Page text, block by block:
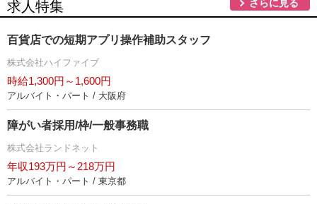
求人特集 さらに見る
百貨店での短期アプリ操作補助スタッフ
株式会社ハイファイブ
時給1,300円～1,600円
アルバイト・パート / 大阪府
障がい者採用/枠/一般事務職
株式会社ランドネット
年収193万円～218万円
アルバイト・パート / 東京都